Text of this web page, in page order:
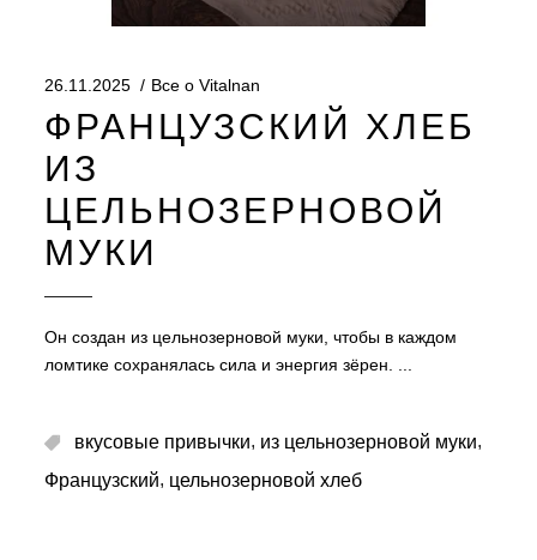
26.11.2025 Все о Vitalnan
ФРАНЦУЗСКИЙ ХЛЕБ
ИЗ
ЦЕЛЬНОЗЕРНОВОЙ
МУКИ
Он создан из цельнозерновой муки, чтобы в каждом
ломтике сохранялась сила и энергия зёрен.
вкусовые привычки, из цельнозерновой муки,
Французский, цельнозерновой хлеб